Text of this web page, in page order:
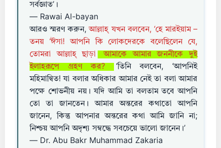
সর্বজ্ঞাত’।
— Rawai Al-bayan
আরও স্মরণ করুন, আল্লাহ্‌ যখন বলবেন, ‘হে মারইয়াম –
তনয় ‘ঈসা! আপনি কি লোকদেরকে বলেছিলেন যে,
তোমরা আল্লাহ্‌ ছাড়া
আমাকে আমার জননীকে দুই
ইলাহরূপে গ্রহণ কর?
‘তিনি বলবেন, ‘আপনিই
মহিমান্বিত! যা বলার অধিকার আমার নেই তা বলা আমার
পক্ষে শোভনীয় নয়। যদি আমি তা বলতাম তবে আপনি
তো তা জানতেন। আমার অন্তরের কথাতো আপনি
জানেন, কিন্তু আপনার অন্তরের কথা আমি জানি না;
নিশ্চয় আপনি অদৃশ্য সম্বদ্ধে সবচেয়ে ভালো জানেন।’
— Dr. Abu Bakr Muhammad Zakaria